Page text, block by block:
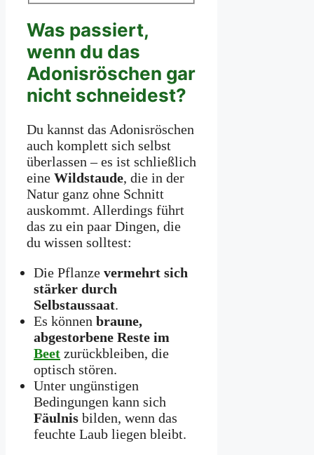
Was passiert,
wenn du das
Adonisröschen gar
nicht schneidest?
Du kannst das Adonisröschen
auch komplett sich selbst
überlassen – es ist schließlich
eine Wildstaude, die in der
Natur ganz ohne Schnitt
auskommt. Allerdings führt
das zu ein paar Dingen, die
du wissen solltest:
Die Pflanze vermehrt sich
stärker durch
Selbstaussaat.
Es können braune,
abgestorbene Reste im
Beet zurückbleiben, die
optisch stören.
Unter ungünstigen
Bedingungen kann sich
Fäulnis bilden, wenn das
feuchte Laub liegen bleibt.